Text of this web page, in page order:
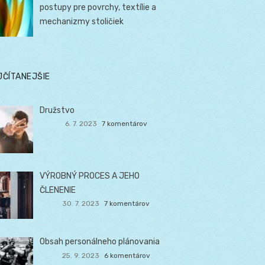
postupy pre povrchy, textílie a
mechanizmy stoličiek
Družstvo
6. 7. 2023 7 komentárov
VÝROBNÝ PROCES A JEHO
ČLENENIE
30. 7. 2023 7 komentárov
Obsah personálneho plánovania
25. 9. 2023 6 komentárov